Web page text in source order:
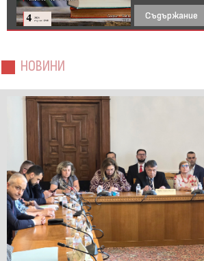
Съдържание
НОВИНИ